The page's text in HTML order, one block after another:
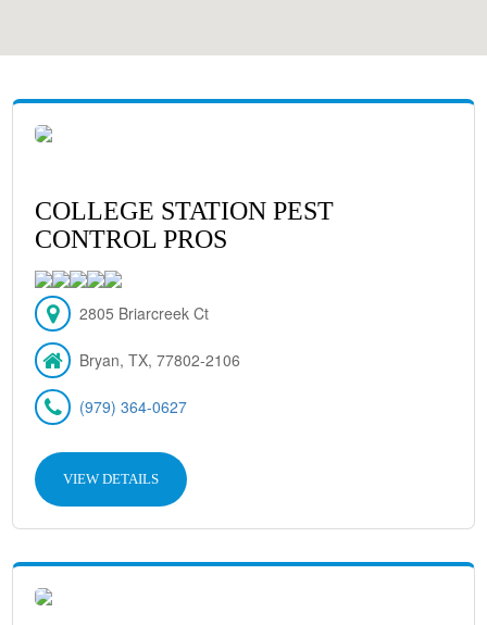
COLLEGE STATION PEST
CONTROL PROS
2805 Briarcreek Ct
Bryan, TX, 77802-2106
(979) 364-0627
VIEW DETAILS